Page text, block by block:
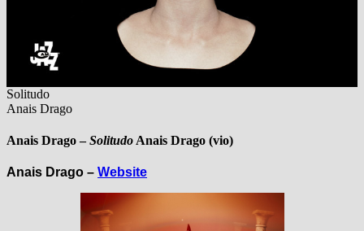
Solitudo
Anais Drago
Anais Drago –Solitudo Anais Drago (vio)
Anais Drago – Website